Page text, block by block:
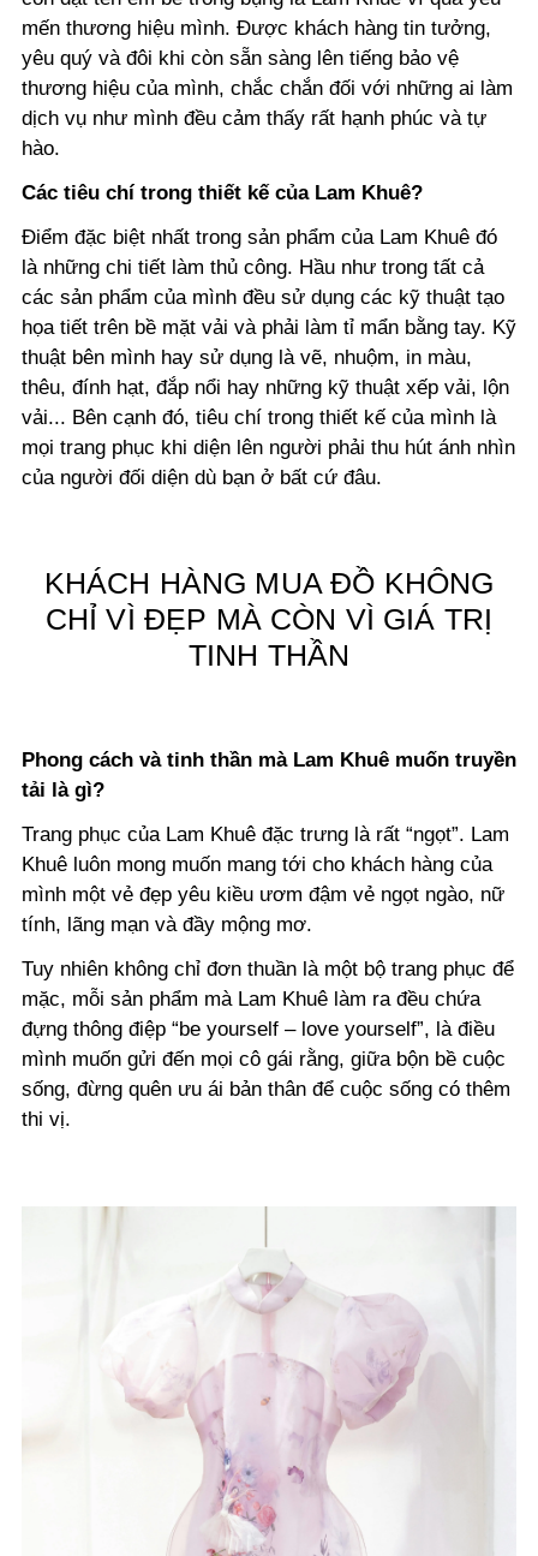
mến thương hiệu mình. Được khách hàng tin tưởng,
yêu quý và đôi khi còn sẵn sàng lên tiếng bảo vệ
thương hiệu của mình, chắc chắn đối với những ai làm
dịch vụ như mình đều cảm thấy rất hạnh phúc và tự
hào.
Các tiêu chí trong thiết kế của Lam Khuê?
Điểm đặc biệt nhất trong sản phẩm của Lam Khuê đó
là những chi tiết làm thủ công. Hầu như trong tất cả
các sản phẩm của mình đều sử dụng các kỹ thuật tạo
họa tiết trên bề mặt vải và phải làm tỉ mẩn bằng tay. Kỹ
thuật bên mình hay sử dụng là vẽ, nhuộm, in màu,
thêu, đính hạt, đắp nổi hay những kỹ thuật xếp vải, lộn
vải... Bên cạnh đó, tiêu chí trong thiết kế của mình là
mọi trang phục khi diện lên người phải thu hút ánh nhìn
của người đối diện dù bạn ở bất cứ đâu.
KHÁCH HÀNG MUA ĐỒ KHÔNG
CHỈ VÌ ĐẸP MÀ CÒN VÌ GIÁ TRỊ
TINH THẦN
Phong cách và tinh thần mà Lam Khuê muốn truyền
tải là gì?
Trang phục của Lam Khuê đặc trưng là rất “ngọt”. Lam
Khuê luôn mong muốn mang tới cho khách hàng của
mình một vẻ đẹp yêu kiều ươm đậm vẻ ngọt ngào, nữ
tính, lãng mạn và đầy mộng mơ.
Tuy nhiên không chỉ đơn thuần là một bộ trang phục để
mặc, mỗi sản phẩm mà Lam Khuê làm ra đều chứa
đựng thông điệp “be yourself – love yourself”, là điều
mình muốn gửi đến mọi cô gái rằng, giữa bộn bề cuộc
sống, đừng quên ưu ái bản thân để cuộc sống có thêm
thi vị.